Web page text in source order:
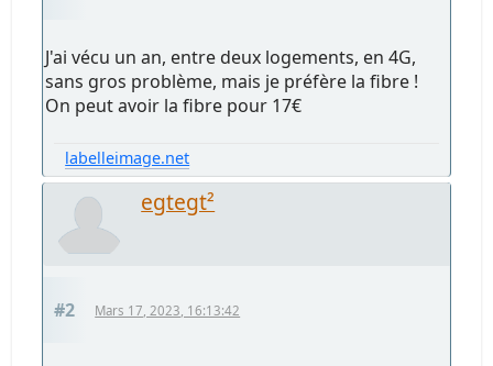
J'ai vécu un an, entre deux logements, en 4G,
sans gros problème, mais je préfère la fibre !
On peut avoir la fibre pour 17€
labelleimage.net
egtegt²
#2 Mars 17, 2023, 16:13:42